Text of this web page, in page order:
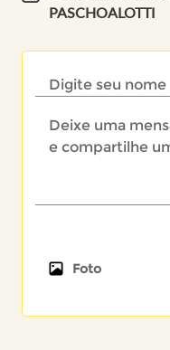
PASCHOALOTTI
Foto